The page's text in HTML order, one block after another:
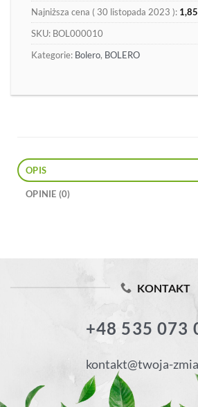
Najniższa cena ( 30 listopada 2023 ): 1,85
SKU: BOL000010
Kategorie: Bolero, BOLERO
OPIS
OPINIE (0)
KONTAKT
+48 535 073
kontakt@twoja-